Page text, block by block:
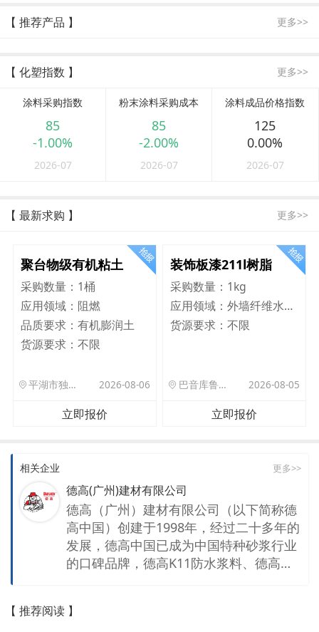
【 推荐产品 】 更多>>
【 化塑指数 】 更多>>
涂料采购指数
85
-1.00%
2026-07
粉末涂料采购成本
85
-2.00%
2026-07
涂料成品价格指数
125
0.00%
2026-07
【 最新求购 】 更多>>
聚台物级有机粘土
采购数量： 1桶
应用领域： 阻燃
品质要求： 有机膨润土
货源要求： 不限
平湖市独山港镇集港路 589 号 2026-08-06
立即报价
装饰板漆211l树脂
采购数量： 1kg
应用领域：
外墙纤维水泥板
货源要求：不限
巴音库鲁提镇,托帕口岸六号库房 2026-08-05
立即报价
相关企业 更多>>
德高(广州)建材有限公司
德高（广州）建材有限公司（以下简称德
高中国）创建于1998年，经过二十多年的
发展，德高中国已成为中国特种砂浆行业
的口碑品牌，德高K11防水浆料、德高彩
（中国）的总部设立于广州，在上海、北
【 推荐阅读 】